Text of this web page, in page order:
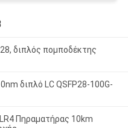
διπλός πομποδέκτης
διπλό LC QSFP28-100G-
Πηραματήρας 10km